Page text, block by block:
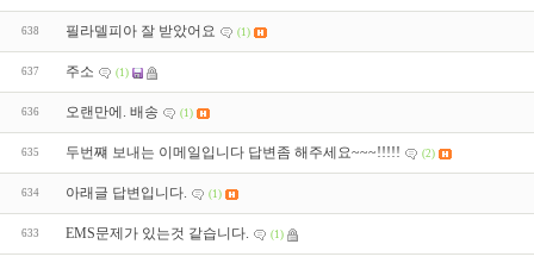
638 필라델피아 잘 받았어요 (1)
637 주소 (1)
636 오랜만에. 배송 (1)
635 두번쨰 보내는 이메일입니다 답변좀 해주세요~~~!!!!! (2)
634 아래글 답변입니다. (1)
633 EMS문제가 있는것 같습니다. (1)